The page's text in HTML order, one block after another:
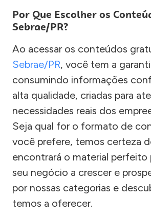
Por Que Escolher os
Sebrae/PR?
Ao acessar os conteúdos
Sebrae/PR, você tem a
consumindo informações
alta qualidade, criadas para
necessidades reais dos
Seja qual for o formato de
você prefere, temos certeza
encontrará o material perfeito
seu negócio a crescer e
por nossas categorias e
temos a oferecer.